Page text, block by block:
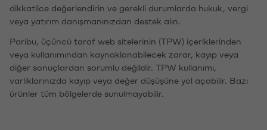
dikkatlice değerlendirin ve gerekli durumlarda hukuk, vergi
veya yatırım danışmanınızdan destek alın.
Paribu, üçüncü taraf web sitelerinin (TPW) içeriklerinden
veya kullanımından kaynaklanabilecek zarar, kayıp veya
diğer sonuçlardan sorumlu değildir. TPW kullanımı,
varlıklarınızda kayıp veya değer düşüşüne yol açabilir. Bazı
ürünler tüm bölgelerde sunulmayabilir.